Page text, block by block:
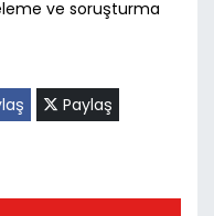
ve soruşturma
Paylaş